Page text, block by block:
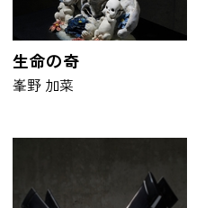
生命の奇
峯野 加菜